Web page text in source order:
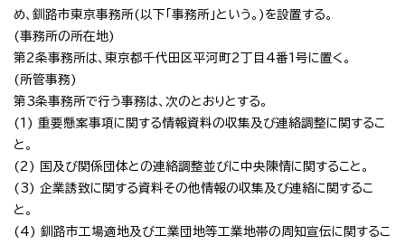
め、釧路市東京事務所(以下「事務所」という。)を設置する。
(事務所の所在地)
第2条事務所は、東京都千代田区平河町2丁目4番1号に置く。
(所管事務)
第3条事務所で行う事務は、次のとおりとする。
(1) 重要懸案事項に関する情報資料の収集及び連絡調整に関するこ
と。
(2) 国及び関係団体との連絡調整並びに中央陳情に関すること。
(3) 企業誘致に関する資料その他情報の収集及び連絡に関するこ
と。
(4) 釧路市工場適地及び工業団地等工業地帯の周知宣伝に関するこ